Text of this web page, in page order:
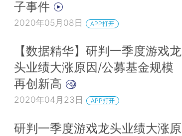
子事件
2020年05月08日 APP打开
【数据精华】研判一季度游戏龙
头业绩大涨原因/公募基金规模
再创新高
2020年04月23日 APP打开
研判一季度游戏龙头业绩大涨原